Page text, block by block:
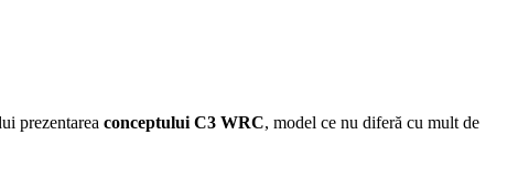
prezentarea conceptului C3 WRC, model ce nu diferă cu mult de